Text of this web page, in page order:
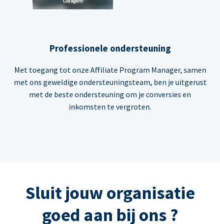
Professionele ondersteuning
Met toegang tot onze Affiliate Program Manager, samen
met ons geweldige ondersteuningsteam, ben je uitgerust
met de beste ondersteuning om je conversies en
inkomsten te vergroten.
Sluit jouw organisatie
goed aan bij ons ?